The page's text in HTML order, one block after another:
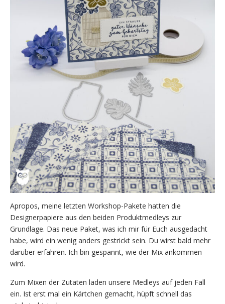
Apropos, meine letzten Workshop-Pakete hatten die
Designerpapiere aus den beiden Produktmedleys zur
Grundlage. Das neue Paket, was ich mir für Euch ausgedacht
habe, wird ein wenig anders gestrickt sein. Du wirst bald mehr
darüber erfahren. Ich bin gespannt, wie der Mix ankommen
wird.
Zum Mixen der Zutaten laden unsere Medleys auf jeden Fall
ein. Ist erst mal ein Kärtchen gemacht, hüpft schnell das